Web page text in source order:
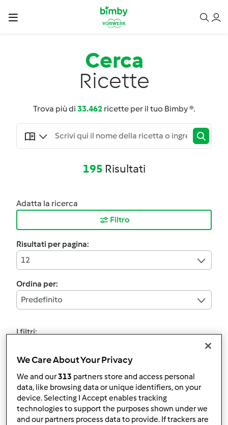
Cerca
Ricette
Trova più di 33.462 ricette per il tuo Bimby ®.
195 Risultati
Adatta la ricerca
Filtro
Risultati per pagina:
12
Ordina per:
Predefinito
I filtri:
Annulla
5.0(2)
Ciambelline fritte al
We Care About Your Privacy
We and our313 partners store and access personal
data, like browsing data or unique identifiers, on your
device. Selecting I Accept enables tracking
technologies to support the purposes shown under we
and our partners process data to provide. If trackers are